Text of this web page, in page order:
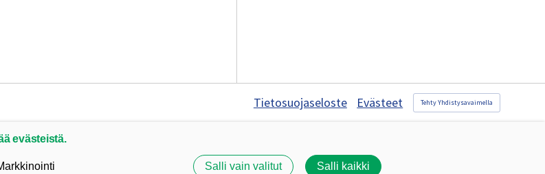
Tietosuojaseloste Evästeet Tehty Yhdistysavaimella
evästeistä.
Salli vain valitut Salli kaikki